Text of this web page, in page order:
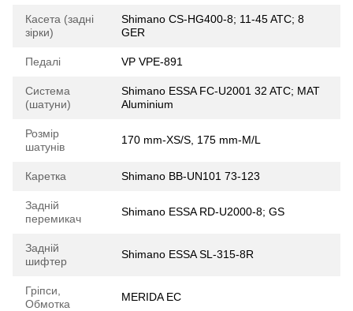
Касета (задні
зірки)
Shimano CS-HG400-8; 11-45 ATC; 8
GER
Педалі VP VPE-891
Система
(шатуни)
Shimano ESSA FC-U2001 32 ATC; MAT
Aluminium
Розмір
шатунів
170 mm-XS/S, 175 mm-M/L
Каретка Shimano BB-UN101 73-123
Задній
перемикач
Shimano ESSA RD-U2000-8; GS
Задній
шифтер
Shimano ESSA SL-315-8R
Гріпси,
Обмотка
MERIDA EC